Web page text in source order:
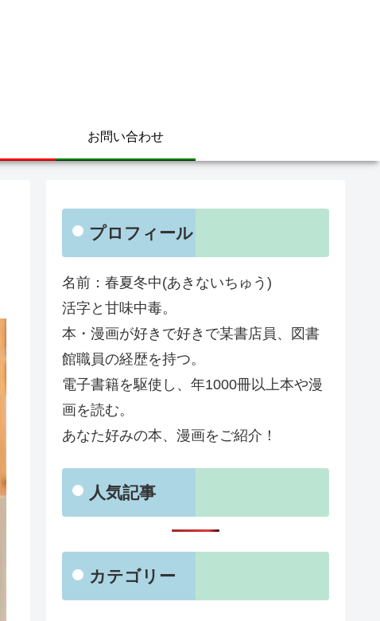
お問い合わせ
プロフィール
名前：春夏冬中(あきないちゅう)
活字と甘味中毒。
本・漫画が好きで好きで某書店員、図書
館職員の経歴を持つ。
電子書籍を駆使し、年1000冊以上本や漫
画を読む。
あなた好みの本、漫画をご紹介！
人気記事
カテゴリー